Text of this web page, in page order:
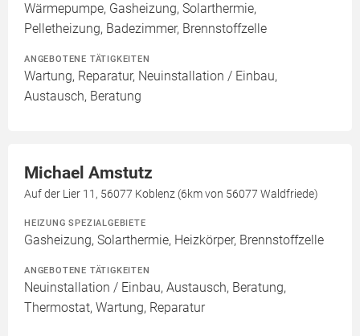
Wärmepumpe, Gasheizung, Solarthermie,
Pelletheizung, Badezimmer, Brennstoffzelle
ANGEBOTENE TÄTIGKEITEN
Wartung, Reparatur, Neuinstallation / Einbau,
Austausch, Beratung
Michael Amstutz
Auf der Lier 11, 56077 Koblenz (6km von 56077 Waldfriede)
HEIZUNG SPEZIALGEBIETE
Gasheizung, Solarthermie, Heizkörper, Brennstoffzelle
ANGEBOTENE TÄTIGKEITEN
Neuinstallation / Einbau, Austausch, Beratung,
Thermostat, Wartung, Reparatur